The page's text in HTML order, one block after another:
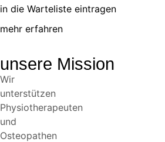
in die Warteliste eintragen
mehr erfahren
unsere Mission
Wir
unterstützen
Physiotherapeuten
und
Osteopathen